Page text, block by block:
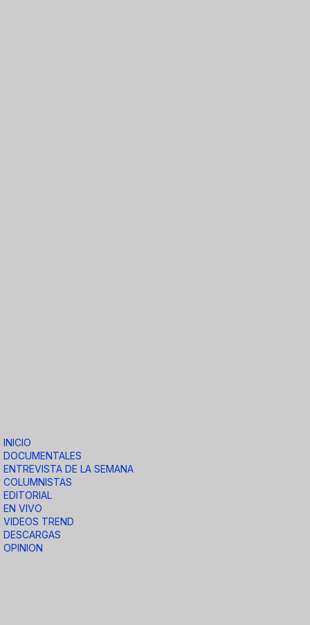
INICIO
DOCUMENTALES
ENTREVISTA DE LA SEMANA
COLUMNISTAS
EDITORIAL
EN VIVO
VIDEOS TREND
DESCARGAS
OPINION